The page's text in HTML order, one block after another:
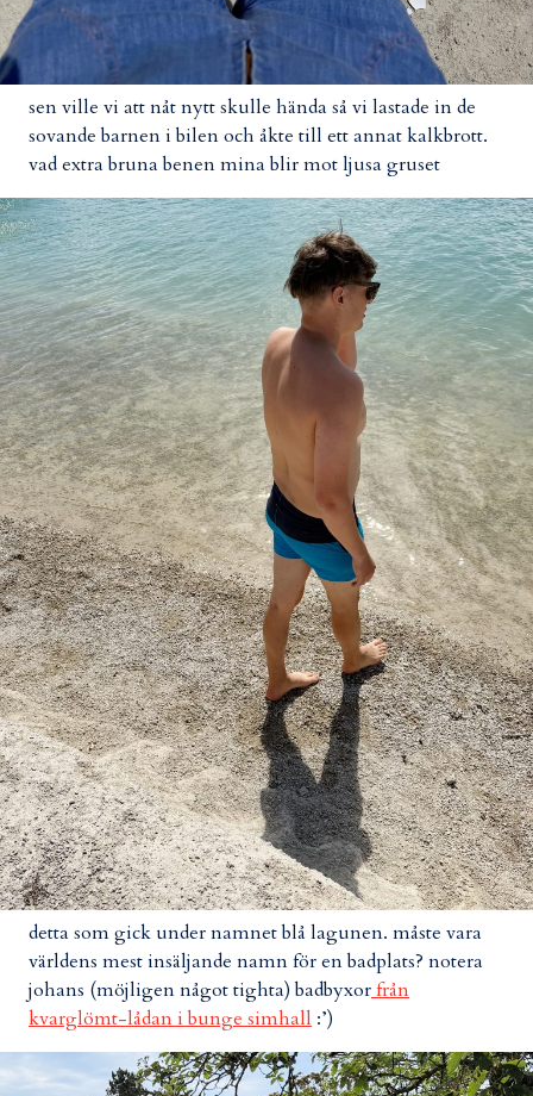
sen ville vi att nåt nytt skulle hända så vi lastade in de
sovande barnen i bilen och åkte till ett annat kalkbrott.
vad extra bruna benen mina blir mot ljusa gruset
detta som gick under namnet blå lagunen. måste vara
världens mest insäljande namn för en badplats? notera
johans (möjligen något tighta) badbyxorfrån
kvarglömt-lådan i bunge simhall :’)